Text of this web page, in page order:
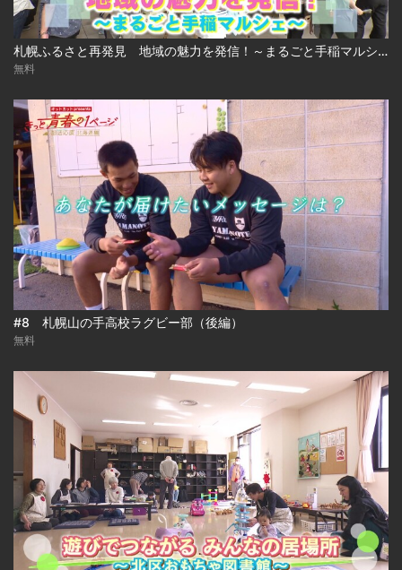
札幌ふるさと再発見 地域の魅力を発信！～まるごと手稲マルシェ～
無料
#8 札幌山の手高校ラグビー部（後編）
無料